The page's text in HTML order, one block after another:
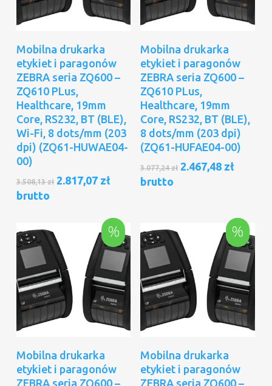
Dodaj Do Koszyka
Mobilna drukarka
etykiet i paragonów
ZEBRA seria ZQ600 –
ZQ610 PLus,
Healthcare, 19mm
Core, RS232, BT (BLE),
Wi-Fi, 8 dots/mm (203
dpi) (ZQ61-HUWAE04-
00)
3.508,13zł Pierwotna
3.508,13 zł.
2.817,07 złAktualna
2.817,07 zł.
brutto
Dodaj Do Koszyka
Mobilna drukarka
etykiet i paragonów
ZEBRA seria ZQ600 –
ZQ610 PLus,
Healthcare, 19mm
Core, RS232, BT (BLE),
8 dots/mm (203 dpi)
(ZQ61-HUFAE04-00)
3.077,24zł Pierwotna
2.467,48 zł
brutto
%
Dodaj Do Koszyka
Mobilna drukarka
etykiet i paragonów
ZEBRA seria ZQ600 –
%
Dodaj Do Koszyka
Mobilna drukarka
etykiet i paragonów
ZEBRA seria ZQ600 –